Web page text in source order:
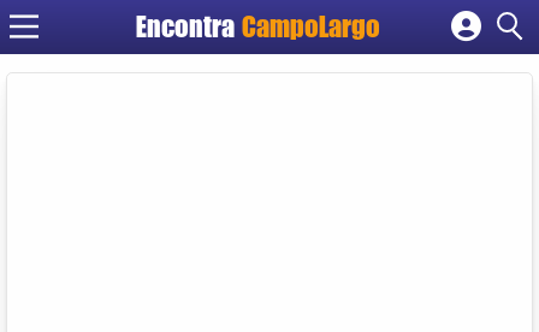
Encontra CampoLargo
Cadastrar empresa